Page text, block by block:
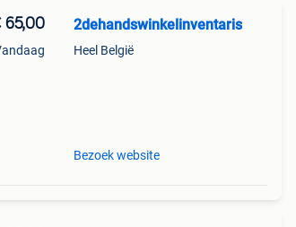
65,00 2dehandswinkelinventaris
Heel België
Bezoek website